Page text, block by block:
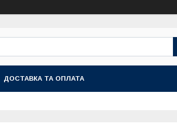
ДОСТАВКА ТА ОПЛАТА